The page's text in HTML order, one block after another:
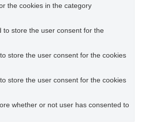
the cookies in the category
to store the user consent for the
store the user consent for the cookies
store the user consent for the cookies
whether or not user has consented to